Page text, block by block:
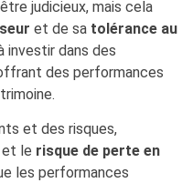
judicieux, mais cela
et de sa tolérance au
investir dans des
des performances
et des risques,
et le risque de perte en
les performances